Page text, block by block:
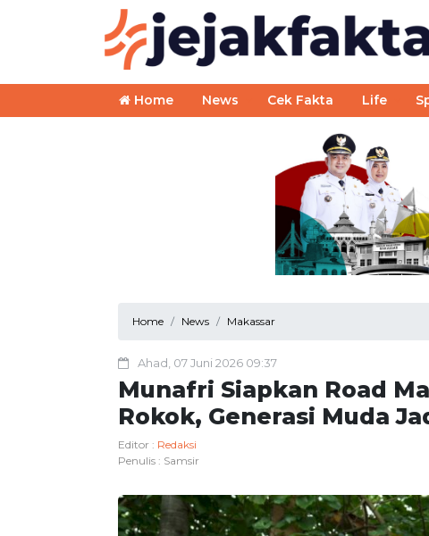
Home News Cek Fakta Life
Home News Makassar
Ahad, 07 Juni 2026 09:37
Munafri Siapkan Road
Rokok, Generasi Muda
Editor : Redaksi
Penulis : Samsir